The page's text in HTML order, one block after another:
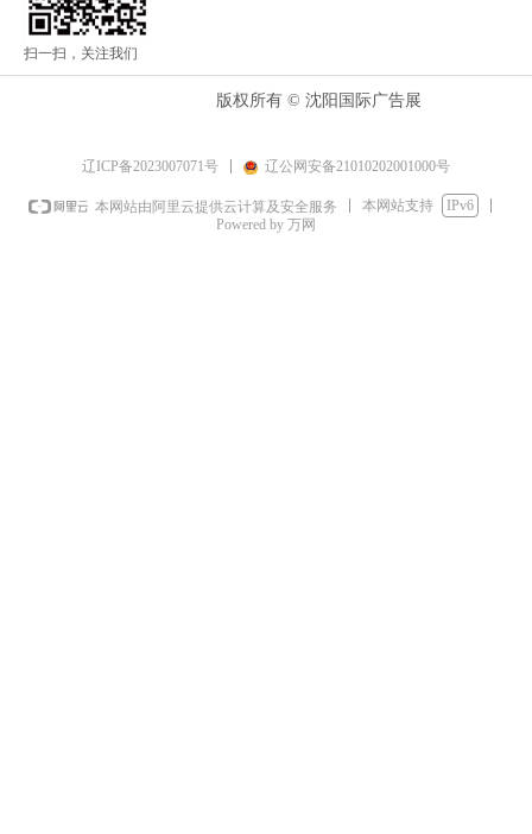
扫一扫，关注我们
版权所有 © 沈阳国际广告展
辽ICP备2023007071号 辽公网安备21010202001000号
本网站由阿里云提供云计算及安全服务 本网站支持
IPv6
Powered by 万网